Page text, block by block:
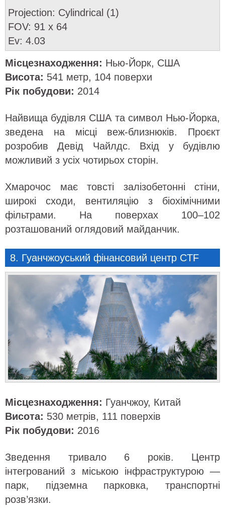
Projection: Cylindrical (1)
FOV: 91 x 64
Ev: 4.03
Місцезнаходження: Нью-Йорк, США
Висота: 541 метр, 104 поверхи
Рік побудови: 2014
Найвища будівля США та символ Нью-Йорка,
зведена на місці веж-близнюків. Проєкт
розробив Девід Чайлдс. Вхід у будівлю
можливий з усіх чотирьох сторін.
Хмарочос має товсті залізобетонні стіни,
широкі сходи, вентиляцію з біохімічними
фільтрами. На поверхах 100–102
розташований оглядовий майданчик.
8. Гуанчжоуський фінансовий центр CTF
Місцезнаходження: Гуанчжоу, Китай
Висота: 530 метрів, 111 поверхів
Рік побудови: 2016
Зведення тривало 6 років. Центр
інтегрований з міською інфраструктурою —
парк, підземна парковка, транспортні
розв’язки.